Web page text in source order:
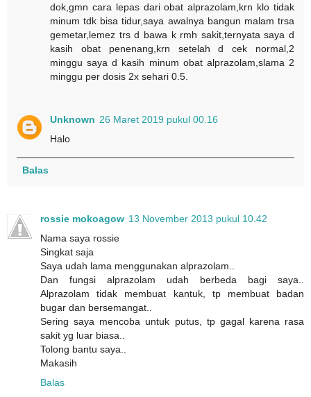
dok,gmn cara lepas dari obat alprazolam,krn klo tidak
minum tdk bisa tidur,saya awalnya bangun malam trsa
gemetar,lemez trs d bawa k rmh sakit,ternyata saya d
kasih obat penenang,krn setelah d cek normal,2
minggu saya d kasih minum obat alprazolam,slama 2
minggu per dosis 2x sehari 0.5.
Unknown 26 Maret 2019 pukul 00.16
Halo
Balas
rossie mokoagow 13 November 2013 pukul 10.42
Nama saya rossie
Singkat saja
Saya udah lama menggunakan alprazolam..
Dan fungsi alprazolam udah berbeda bagi saya..
Alprazolam tidak membuat kantuk, tp membuat badan
bugar dan bersemangat..
Sering saya mencoba untuk putus, tp gagal karena rasa
sakit yg luar biasa..
Tolong bantu saya..
Makasih
Balas